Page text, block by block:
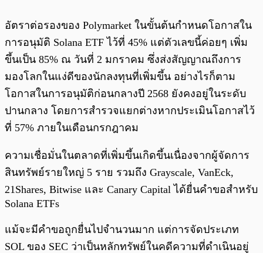
อัตราต่อรองของ Polymarket ในขั้นต้นกำหนดโอกาสใน
การอนุมัติ Solana ETF ไว้ที่ 45% แต่ตัวเลขนี้ค่อยๆ เพิ่ม
ขึ้นเป็น 85% ณ วันที่ 2 มกราคม ซึ่งส่งสัญญาณถึงการ
มองโลกในแง่ดีของนักลงทุนที่เพิ่มขึ้น อย่างไรก็ตาม
โอกาสในการอนุมัติก่อนกลางปี 2568 ยังคงอยู่ในระดับ
ปานกลาง โดยการสำรวจแยกต่างหากประเมินโอกาสไว้
ที่ 57% ภายในเดือนกรกฎาคม
ความเชื่อมั่นในตลาดที่เพิ่มขึ้นเกิดขึ้นเนื่องจากผู้จัดการ
สินทรัพย์รายใหญ่ 5 ราย รวมถึง Grayscale, VanEck,
21Shares, Bitwise และ Canary Capital ได้ยื่นคำขอสำหรับ
Solana ETFs
แม้จะมีคำขอถูกยื่นไปจำนวนมาก แต่การจัดประเภท
SOL ของ SEC ว่าเป็นหลักทรัพย์ในคดีความที่ดำเนินอยู่